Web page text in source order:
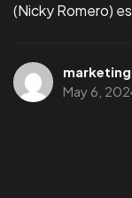
(Nicky Romero)
May 6,